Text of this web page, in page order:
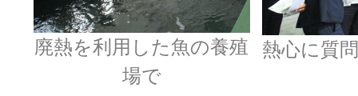
廃熱を利用した魚の養殖
場で
熱心に質